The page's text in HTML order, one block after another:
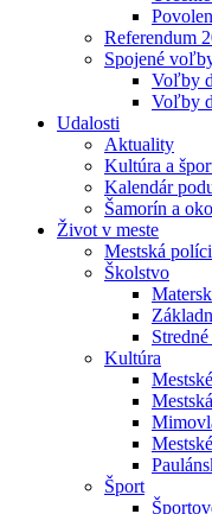
Referendum
Spojené
Voľby
Voľby
Udalosti
Aktuality
Kultúra a
Kalendár
Šamorín a
Život v meste
Mestská
Školstvo
Kultúra
Šport